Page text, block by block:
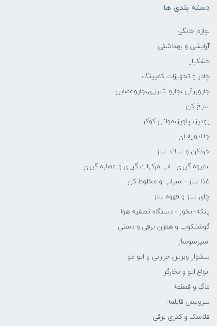
دسته بندی ها
لوازم خانگی
آرایشی و بهداشتی
خشکبار
چادر و تجهیزات کمپینگ
جاروبرقی ،جارو شارژی،جاروعصایی
سرخ کن
زودپز، پلوپز،مولتی کوکر
جا ادویه ای
خردکن و سالاد ساز
ابمیوه گیری - اب مرکبات گیری و عصاره گیری
غذا ساز - اسیاب و مخلوط کن
چای ساز و قهوه ساز
پنکه- بخور - دستگاه تصفیه هوا
گوشتکوب و همزن برقی و دستی
اسپرسوساز
سشوار وبرس حرارتی و اتو مو
انواع اتو و بخارگر
ماگ و قمقمه
سرویس قابلمه
فلاسک و کتری برقی